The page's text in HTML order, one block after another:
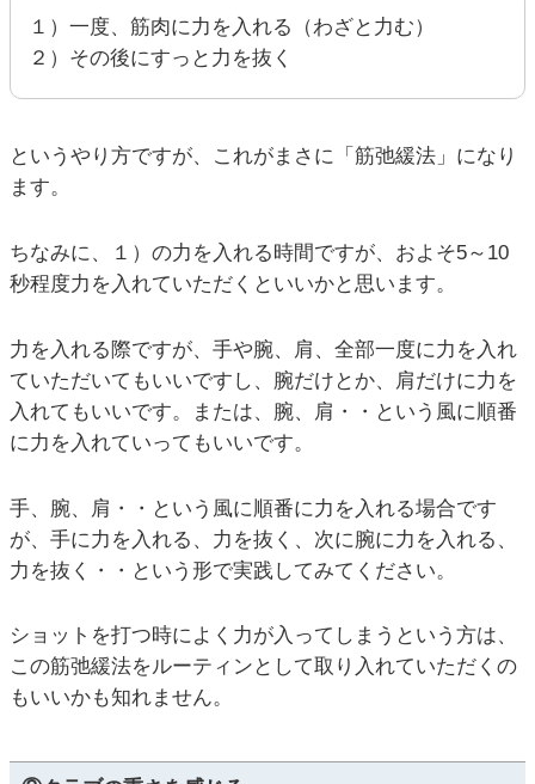
１）一度、筋肉に力を入れる（わざと力む）
２）その後にすっと力を抜く
というやり方ですが、これがまさに「筋弛緩法」になり
ます。
ちなみに、１）の力を入れる時間ですが、およそ5～10
秒程度力を入れていただくといいかと思います。
力を入れる際ですが、手や腕、肩、全部一度に力を入れ
ていただいてもいいですし、腕だけとか、肩だけに力を
入れてもいいです。または、腕、肩・・という風に順番
に力を入れていってもいいです。
手、腕、肩・・という風に順番に力を入れる場合です
が、手に力を入れる、力を抜く、次に腕に力を入れる、
力を抜く・・という形で実践してみてください。
ショットを打つ時によく力が入ってしまうという方は、
この筋弛緩法をルーティンとして取り入れていただくの
もいいかも知れません。